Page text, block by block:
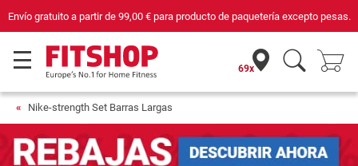
excepto pesas. Compra con seguridad en Fitshop, comercio con sello de
69x
Nike-strength Set Barras Largas